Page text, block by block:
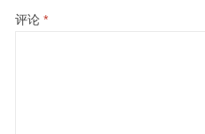
评论 *